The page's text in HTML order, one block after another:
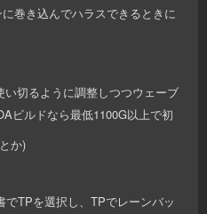
巻き込んでハラスできるときに
切るように調整しつつウェーブ
ビルドなら最低1100G以上で初
とか)
TPを選択し、TPでレーンバッ